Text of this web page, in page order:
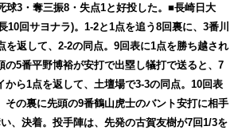
球3・奪三振8・失点1と好投した。■長崎日大
10回サヨナラ)。1-2と1点を追う8回裏に、3番川
を返して、2-2の同点。9回表に1点を勝ち越され
の5番平野博裕が安打で出塁し犠打で送ると、7
から1点を返して、土壇場で3-3の同点。10回表
その裏に先頭の9番鶴山虎士のバント安打に相手
、決着。投手陣は、先発の古賀友樹が7回1/3を